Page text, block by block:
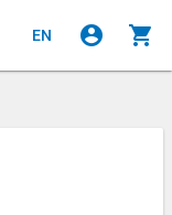
EN account_circle shopping_cart